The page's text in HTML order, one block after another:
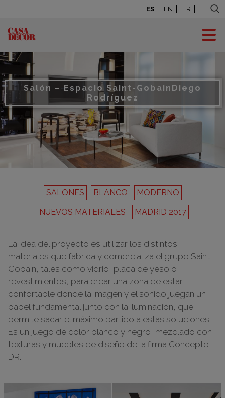
ES EN FR
Salón – Espacio Saint-Gobain Diego
Rodríguez
SALONES BLANCO
MODERNO
NUEVOS MATERIALES
MADRID 2017
La idea del proyecto es utilizar los distintos
materiales que fabrica y comercializa el grupo Saint-
Gobain, tales como vidrio, placa de yeso o
revestimientos, para crear una zona de estar
confortable donde la imagen y el sonido juegan un
papel fundamental junto con la iluminación, que
permite sacar el máximo partido a estas soluciones.
Es un juego de color blanco y negro, mezclado con
texturas y muebles de diseño de la firma Concepto
DR.